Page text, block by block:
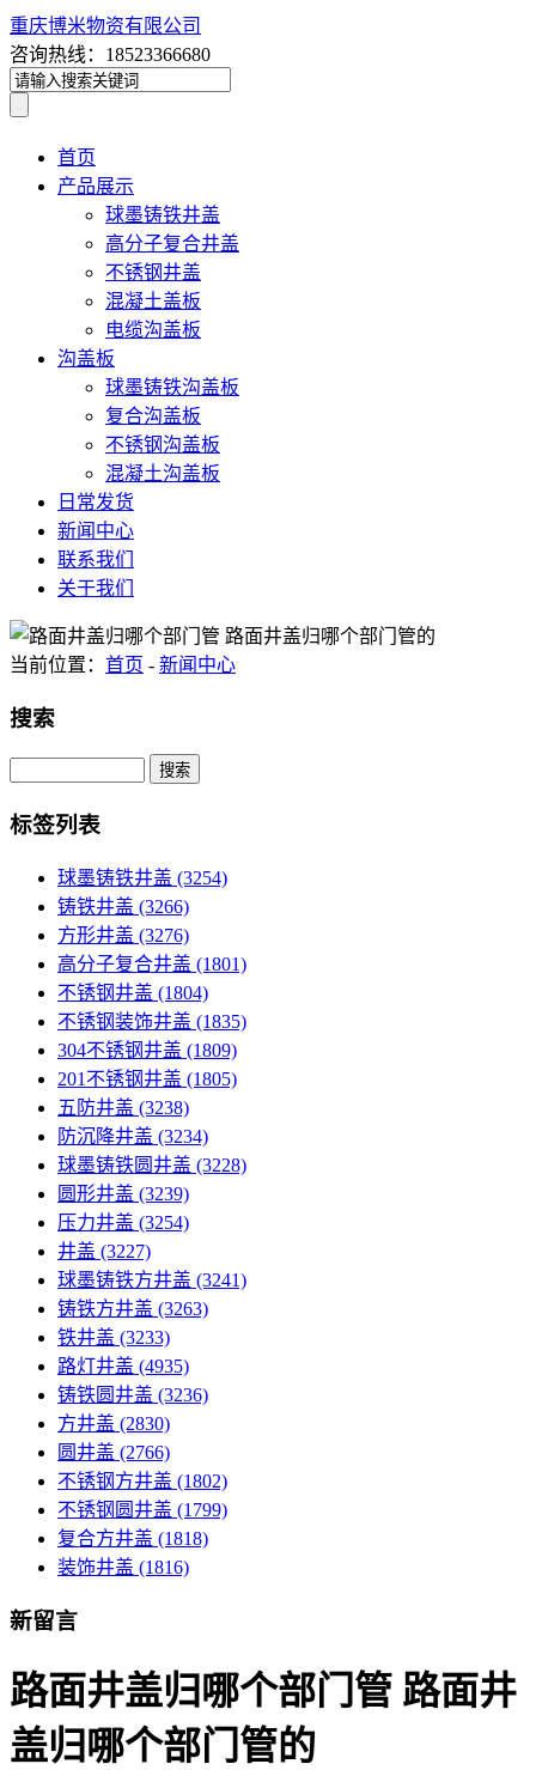
重庆博米物资有限公司
咨询热线：18523366680
首页
产品展示
球墨铸铁井盖
高分子复合井盖
不锈钢井盖
混凝土盖板
电缆沟盖板
沟盖板
球墨铸铁沟盖板
复合沟盖板
不锈钢沟盖板
混凝土沟盖板
日常发货
新闻中心
联系我们
关于我们
当前位置： 首页 - 新闻中心
搜索
Search
标签列表
球墨铸铁井盖 (3254)
铸铁井盖 (3266)
方形井盖 (3276)
高分子复合井盖 (1801)
不锈钢井盖 (1804)
不锈钢装饰井盖 (1835)
304不锈钢井盖 (1809)
201不锈钢井盖 (1805)
五防井盖 (3238)
防沉降井盖 (3234)
球墨铸铁圆井盖 (3228)
圆形井盖 (3239)
压力井盖 (3254)
井盖 (3227)
球墨铸铁方井盖 (3241)
铸铁方井盖 (3263)
铁井盖 (3233)
路灯井盖 (4935)
铸铁圆井盖 (3236)
方井盖 (2830)
圆井盖 (2766)
不锈钢方井盖 (1802)
不锈钢圆井盖 (1799)
复合方井盖 (1818)
装饰井盖 (1816)
新留言
路面井盖归哪个部门管 路面井
盖归哪个部门管的